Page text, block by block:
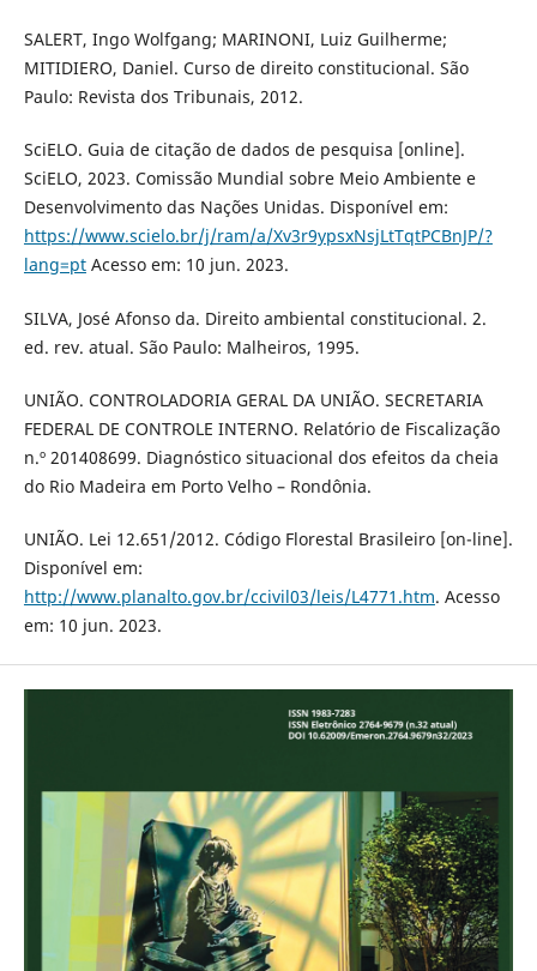
SALERT, Ingo Wolfgang; MARINONI, Luiz Guilherme;
MITIDIERO, Daniel. Curso de direito constitucional. São
Paulo: Revista dos Tribunais, 2012.
SciELO. Guia de citação de dados de pesquisa [online].
SciELO, 2023. Comissão Mundial sobre Meio Ambiente e
Desenvolvimento das Nações Unidas. Disponível em:
https://www.scielo.br/j/ram/a/Xv3r9ypsxNsjLtTqtPCBnJP/?
lang=ptAcesso em: 10 jun. 2023.
SILVA, José Afonso da. Direito ambiental constitucional. 2.
ed. rev. atual. São Paulo: Malheiros, 1995.
UNIÃO. CONTROLADORIA GERAL DA UNIÃO. SECRETARIA
FEDERAL DE CONTROLE INTERNO. Relatório de Fiscalização
n.º 201408699. Diagnóstico situacional dos efeitos da cheia
do Rio Madeira em Porto Velho – Rondônia.
UNIÃO. Lei 12.651/2012. Código Florestal Brasileiro [on-line].
Disponível em:
http://www.planalto.gov.br/ccivil03/leis/L4771.htm. Acesso
em: 10 jun. 2023.